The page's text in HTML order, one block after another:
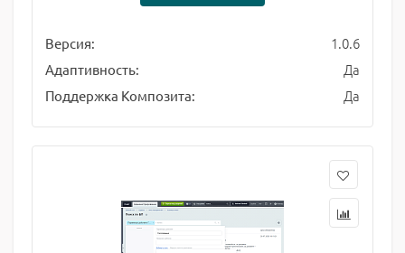
Версия: 1.0.6
Адаптивность: Да
Поддержка Композита: Да